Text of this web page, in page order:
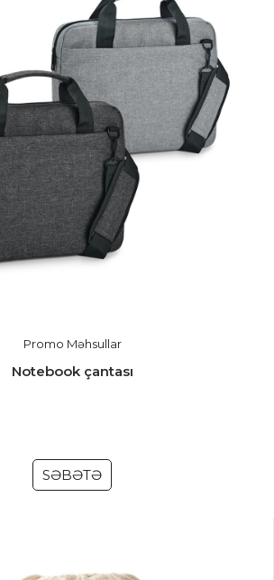
Promo Məhsullar
Notebook çantası
SƏBƏTƏ